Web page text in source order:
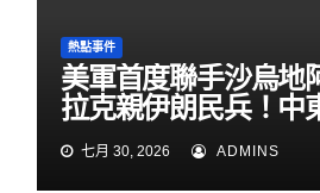
熱點事件
美軍首度聯手沙烏地
拉克親伊朗民兵！中
七月 30, 2026 ADMINS